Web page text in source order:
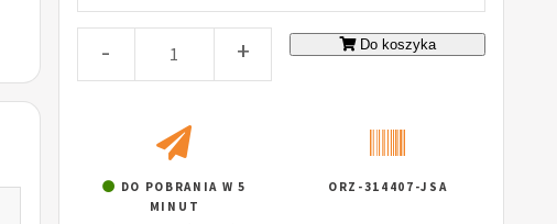
- + Do koszyka
DO POBRANIA W 5
MINUT
ORZ-314407-JSA